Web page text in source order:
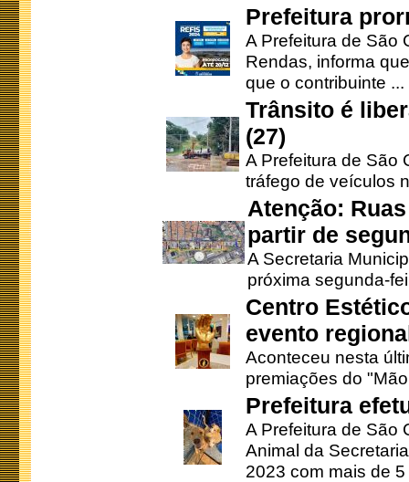
Prefeitura
A Prefeitura de São
Rendas, informa
que o contribuinte ...
Trânsito é
(27)
A Prefeitura de São
tráfego de veículos
Atenção:
partir de
A Secretaria
próxima segunda-
Centro
evento
Aconteceu nesta
premiações do
Prefeitura
A Prefeitura de São
Animal da
2023 com mais de 5